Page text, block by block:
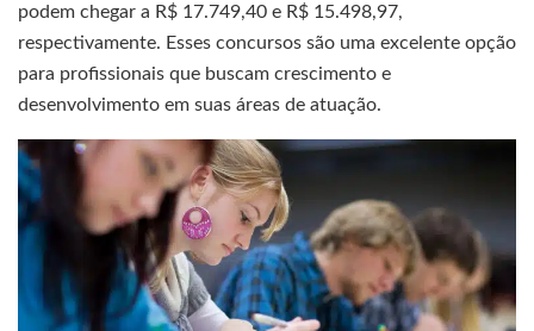
podem chegar a R$ 17.749,40 e R$ 15.498,97,
respectivamente. Esses concursos são uma excelente opção
para profissionais que buscam crescimento e
desenvolvimento em suas áreas de atuação.